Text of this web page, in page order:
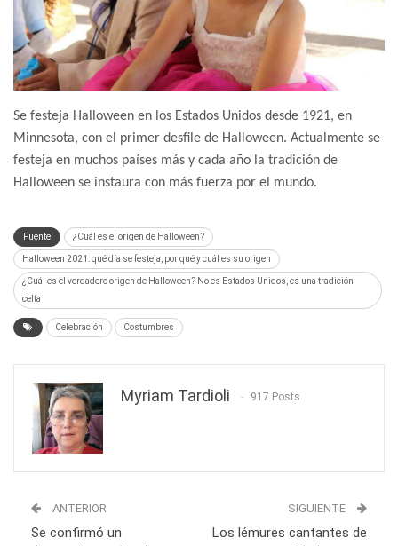
Se festeja Halloween en los Estados Unidos desde 1921, en
Minnesota, con el primer desfile de Halloween. Actualmente se
festeja en muchos países más y cada año la tradición de
Halloween se instaura con más fuerza por el mundo.
Fuente ¿Cuál es el origen de Halloween?
Halloween 2021: qué día se festeja, por qué y cuál es su origen
¿Cuál es el verdadero origen de Halloween? No es Estados Unidos, es una tradición
celta
Celebración Costumbres
Myriam Tardioli 917 Posts
ANTERIOR
Se confirmó un
SIGUIENTE
Los lémures cantantes de